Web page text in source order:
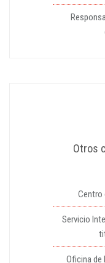
Otros
Centro
Servicio
Oficina de